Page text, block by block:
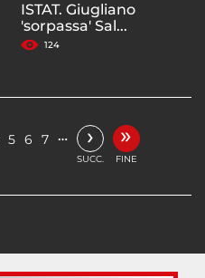
ISTAT. Giugliano
'sorpassa' Sal...
124
5 6 7 … ›
SUCC.
»
FINE